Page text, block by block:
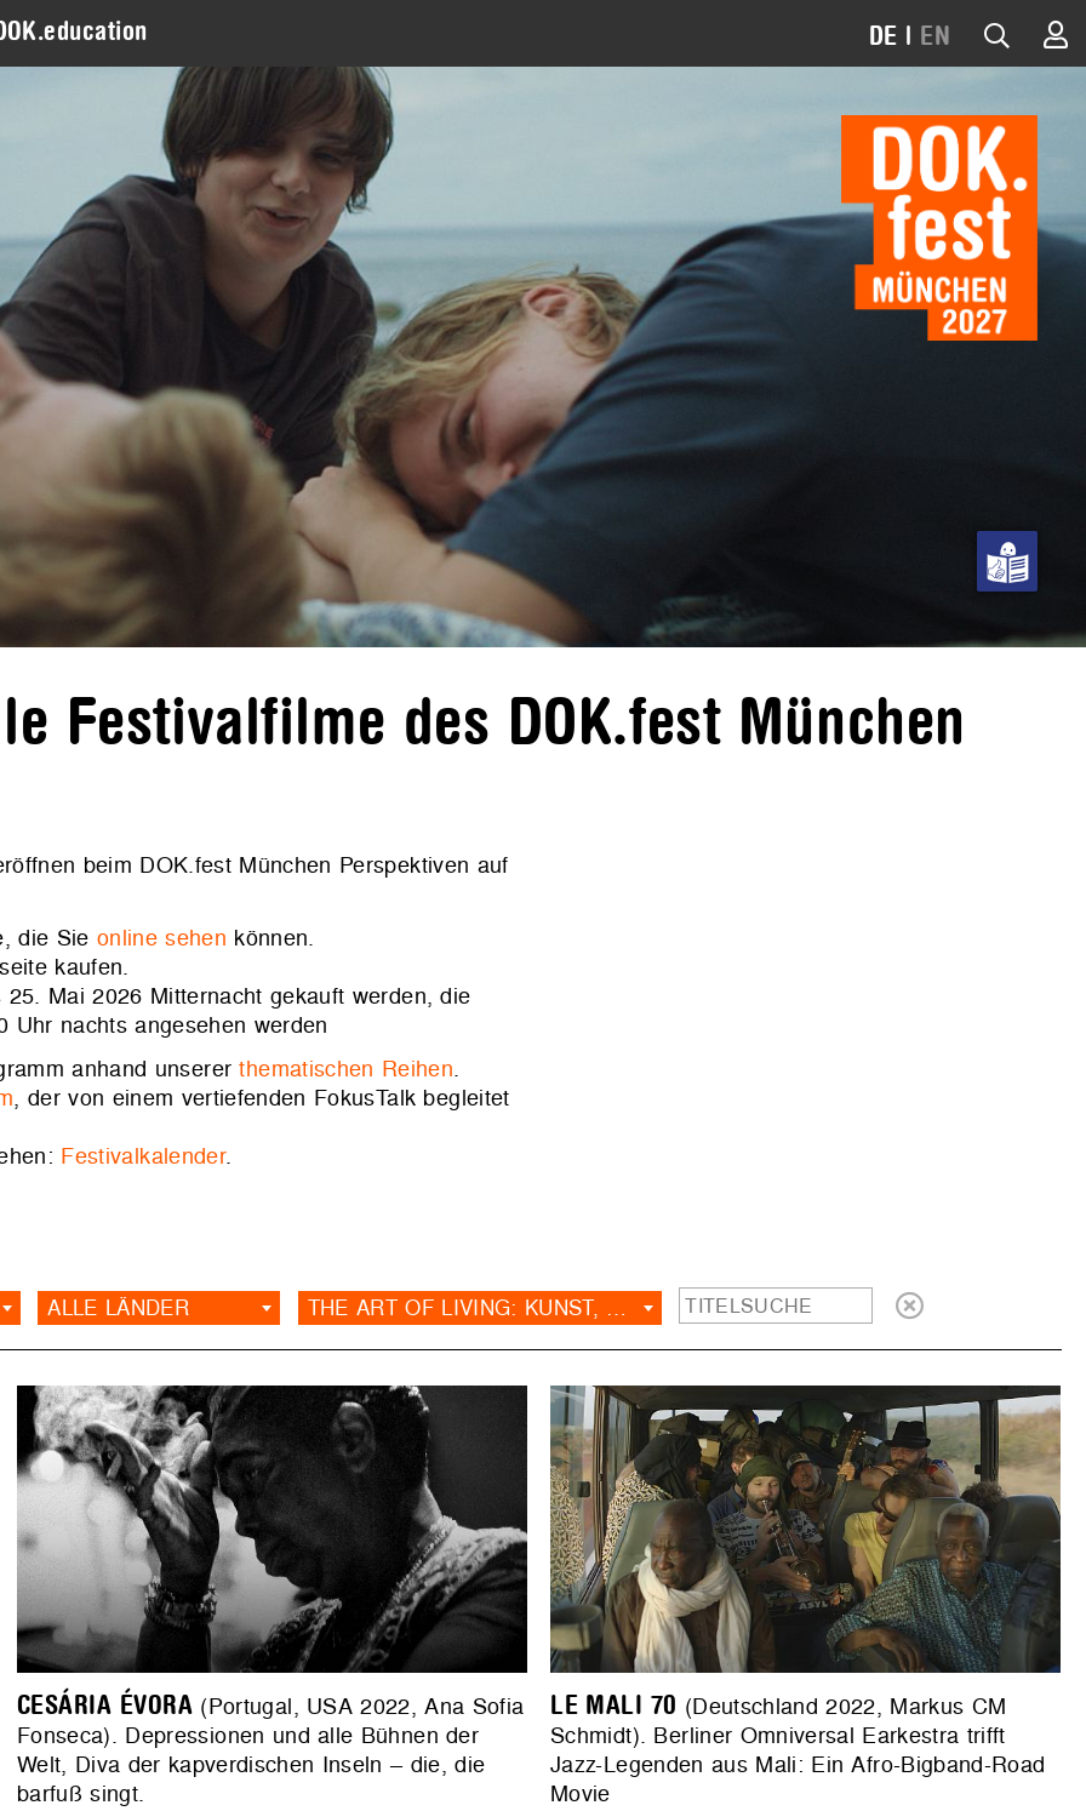
DE | EN
Festivalfilme des DOK.fest München
beim DOK.fest München Perspektiven auf
die Sie online sehen können.
kaufen.
Mai 2026 Mitternacht gekauft werden, die
Uhr nachts angesehen werden
anhand unsererthematischen Reihen.
, der von einem vertiefenden FokusTalk begleitet
Festivalkalender.
ALLE LÄNDER THE ART OF LIVING: KUNST, THEATER, MUSIK, TANZ, LITERATUR, FOTOGRAFIE
CESÁRIA ÉVORA (Portugal, USA 2022, Ana Sofia
Fonseca). Depressionen und alle Bühnen der
Welt, Diva der kapverdischen Inseln – die, die
barfuß singt.
LE MALI 70 (Deutschland 2022, Markus CM
Schmidt). Berliner Omniversal Earkestra trifft
Jazz-Legenden aus Mali: Ein Afro-Bigband-Road
Movie